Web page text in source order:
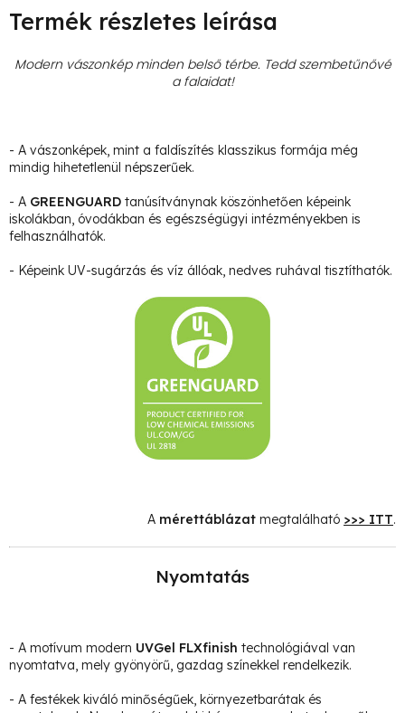
Termék részletes leírása
Modern vászonkép minden belső térbe. Tedd szembetűnővé
a falaidat!
- A vászonképek, mint a faldíszítés klasszikus formája még
mindig hihetetlenül népszerűek.
- A GREENGUARD tanúsítványnak köszönhetően képeink
iskolákban, óvodákban és egészségügyi intézményekben is
felhasználhatók.
- Képeink UV-sugárzás és víz állóak, nedves ruhával tisztíthatók.
A mérettáblázat megtalálható >>> ITT.
Nyomtatás
- A motívum modern UVGel FLXfinish technológiával van
nyomtatva, mely gyönyörű, gazdag színekkel rendelkezik.
- A festékek kiváló minőségűek, környezetbarátak és